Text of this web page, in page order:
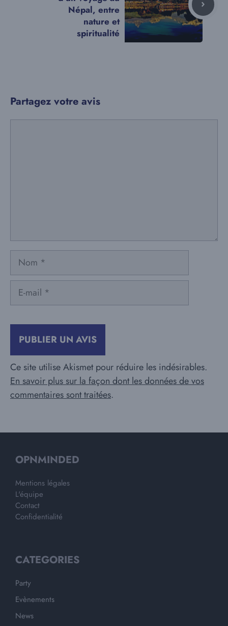
Népal, entre
nature et
spiritualité
Partagez votre avis
Nom
Ce site utilise Akismet pour réduire les indésirables.
En savoir plus sur la façon dont les données de vos
commentaires sont traitées.
OPNMINDED
Mentions légales
L'équipe
Contact
Confidentialité
CATEGORIES
Party
Evènements
News